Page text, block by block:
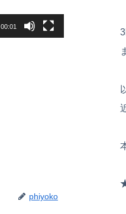
00:01
phiyoko